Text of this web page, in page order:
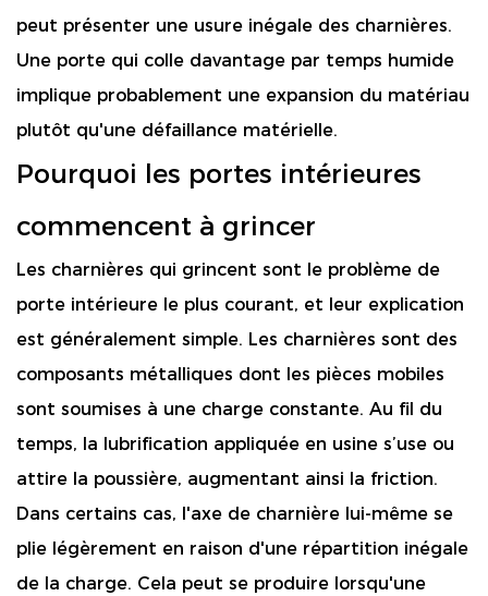
peut présenter une usure inégale des charnières.
Une porte qui colle davantage par temps humide
implique probablement une expansion du matériau
plutôt qu'une défaillance matérielle.
Pourquoi les portes intérieures
commencent à grincer
Les charnières qui grincent sont le problème de
porte intérieure le plus courant, et leur explication
est généralement simple. Les charnières sont des
composants métalliques dont les pièces mobiles
sont soumises à une charge constante. Au fil du
temps, la lubrification appliquée en usine s’use ou
attire la poussière, augmentant ainsi la friction.
Dans certains cas, l'axe de charnière lui-même se
plie légèrement en raison d'une répartition inégale
de la charge. Cela peut se produire lorsqu'une